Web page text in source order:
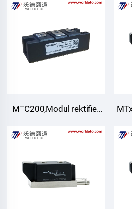
Penyejukan Air
MTC200,Modul rektifier
Pengimpalan,Pendinginan
untuk Kuasa AC/DC
Pelbagai rektifier Bekalan